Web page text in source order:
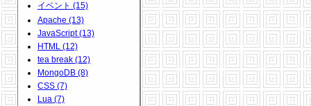
イベント (15)
Apache (13)
JavaScript (13)
HTML (12)
tea break (12)
MongoDB (8)
CSS (7)
Lua (7)